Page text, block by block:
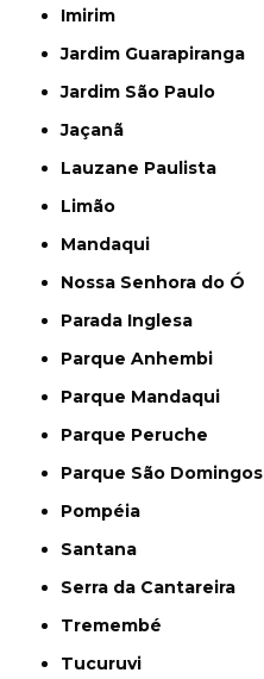
Imirim
Jardim Guarapiranga
Jardim São Paulo
Jaçanã
Lauzane Paulista
Limão
Mandaqui
Nossa Senhora do Ó
Parada Inglesa
Parque Anhembi
Parque Mandaqui
Parque Peruche
Parque São Domingos
Pompéia
Santana
Serra da Cantareira
Tremembé
Tucuruvi